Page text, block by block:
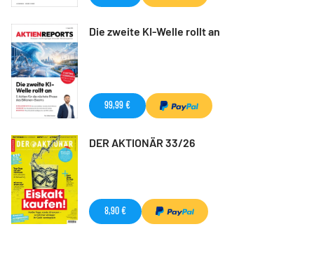
Die zweite KI-Welle rollt an
99,99 €
DER AKTIONÄR 33/26
8,90 €